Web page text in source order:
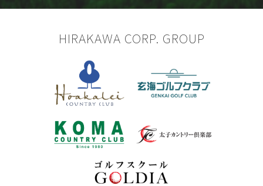
HIRAKAWA CORP. GROUP